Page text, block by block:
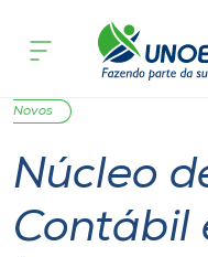
Cursos
Onde estamos
Pesquisa
Atendimento ao
acontece
Novos
Núcleo
Contábil